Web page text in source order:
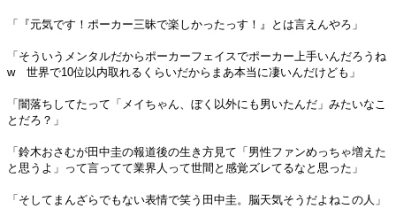
「『元気です！ポーカー三昧で楽しかったっす！』とは言えんやろ」
「そういうメンタルだからポーカーフェイスでポーカー上手いんだろうね
w 世界で10位以内取れるくらいだからまあ本当に凄いんだけども」
「闇落ちしてたって「メイちゃん、ぼく以外にも男いたんだ」みたいなこ
とだろ？」
「鈴木おさむが田中圭の報道後の生き方見て「男性ファンめっちゃ増えた
と思うよ」って言ってて業界人って世間と感覚ズレてるなと思った」
「そしてまんざらでもない表情で笑う田中圭。脳天気そうだよねこの人」